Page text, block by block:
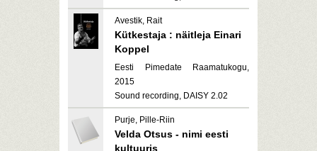
Avestik, Rait
Kütkestaja : näitleja Einari
Koppel
Eesti Pimedate Raamatukogu,
2015
Sound recording, DAISY 2.02
Purje, Pille-Riin
Velda Otsus - nimi eesti
kultuuris